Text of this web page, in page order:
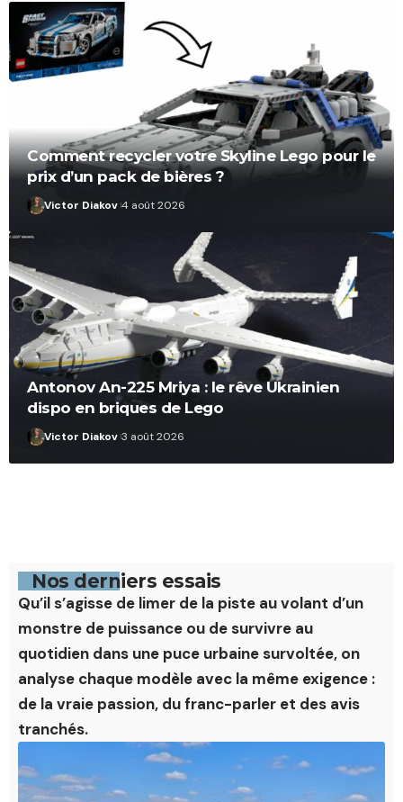
Comment recycler votre Skyline Lego pour le
prix d’un pack de bières ?
Victor Diakov 4 août 2026
Antonov An-225 Mriya : le rêve Ukrainien
dispo en briques de Lego
Victor Diakov 3 août 2026
Nos derniers essais
Qu’il s’agisse de limer de la piste au volant d’un
monstre de puissance ou de survivre au
quotidien dans une puce urbaine survoltée, on
analyse chaque modèle avec la même exigence :
de la vraie passion, du franc-parler et des avis
tranchés.